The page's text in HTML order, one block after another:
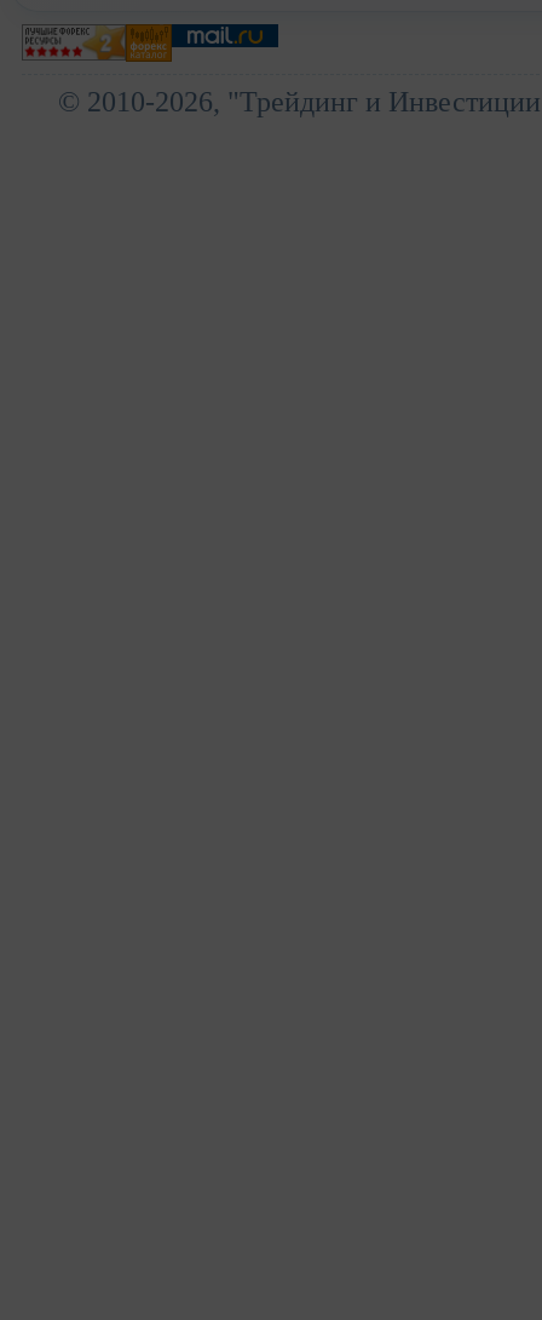
© 2010-2026, "Трейдинг и